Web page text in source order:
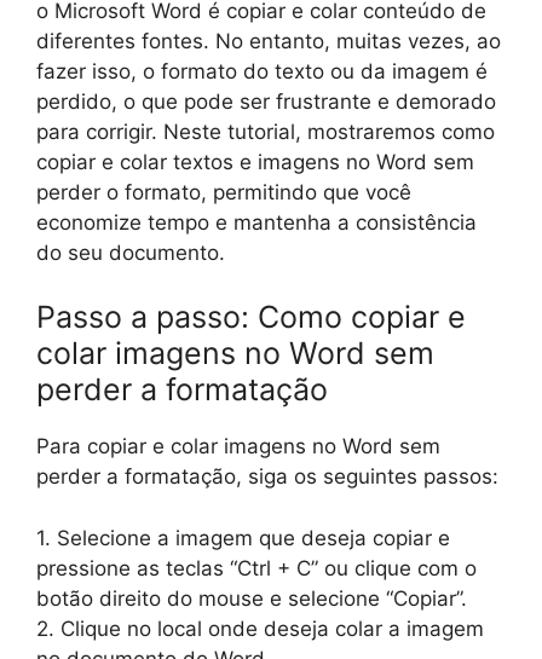
o Microsoft Word é copiar e colar conteúdo de
diferentes fontes. No entanto, muitas vezes, ao
fazer isso, o formato do texto ou da imagem é
perdido, o que pode ser frustrante e demorado
para corrigir. Neste tutorial, mostraremos como
copiar e colar textos e imagens no Word sem
perder o formato, permitindo que você
economize tempo e mantenha a consistência
do seu documento.
Passo a passo: Como copiar e
colar imagens no Word sem
perder a formatação
Para copiar e colar imagens no Word sem
perder a formatação, siga os seguintes passos:
1. Selecione a imagem que deseja copiar e
pressione as teclas “Ctrl + C” ou clique com o
botão direito do mouse e selecione “Copiar”.
2. Clique no local onde deseja colar a imagem